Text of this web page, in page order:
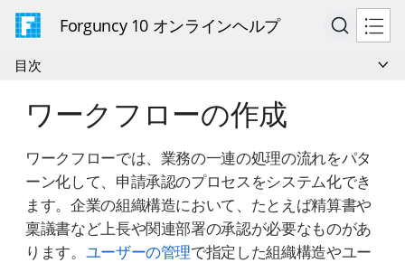
Forguncy 10 オンラインヘルプ
目次
ワークフローの作成
ワークフローでは、業務の一連の処理の流れをパタ
ーン化して、申請承認のプロセスをシステム化でき
ます。企業の組織構造において、たとえば精算書や
稟議書など上長や関連部署の承認が必要なものがあ
ります。 ユーザーの管理で指定した組織構造やユー